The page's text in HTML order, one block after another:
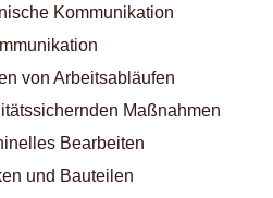
Kommunikation
von Arbeitsabläufen
Maßnahmen
Bearbeiten
und Bauteilen